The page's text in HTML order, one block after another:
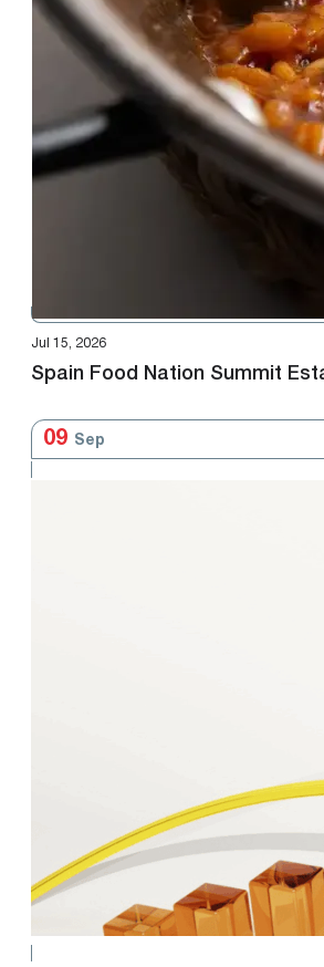
Jul 15, 2026
Spain Food Nation Summit
09 Sep